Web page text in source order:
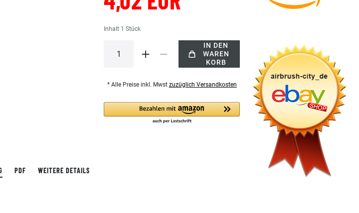
Inhalt 1Stück
IN DEN
WAREN
KORB
* Alle Preise inkl. Mwst zuzüglich Versandkosten
PDF WEITERE DETAILS